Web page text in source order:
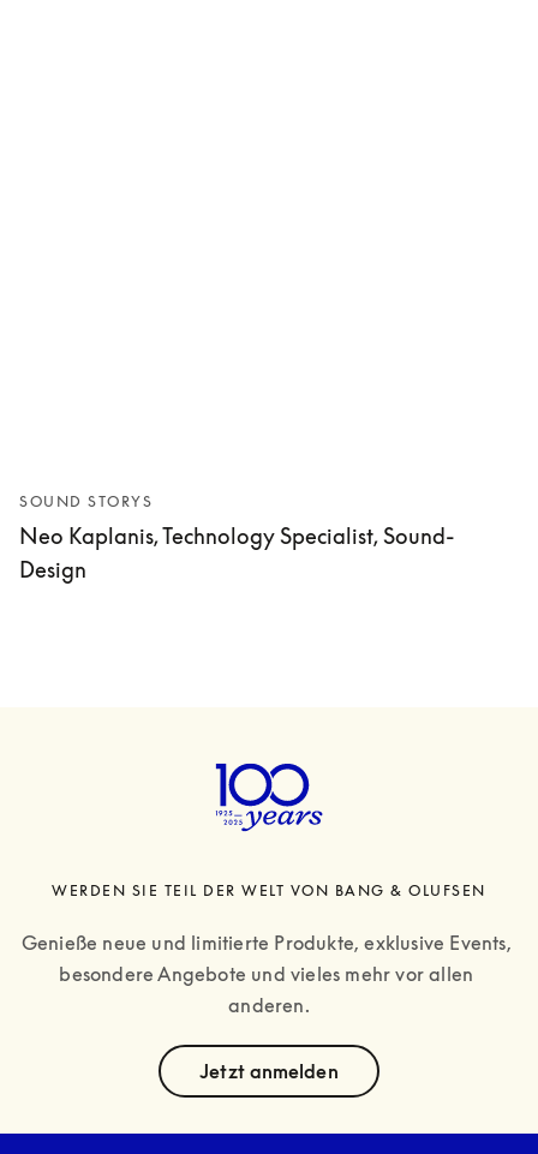
SOUND STORYS
Neo Kaplanis, Technology Specialist, Sound-
Design
WERDEN SIE TEIL DER WELT VON BANG & OLUFSEN
Genieße neue und limitierte Produkte, exklusive Events,
besondere Angebote und vieles mehr vor allen
anderen.
Jetzt anmelden